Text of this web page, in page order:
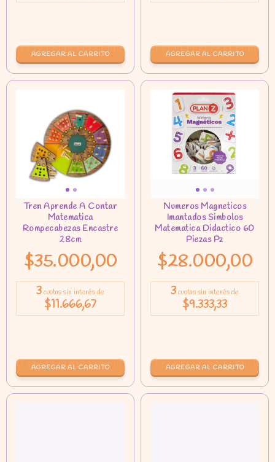
$35.000,00
3cuotas sin interés de
$11.666,67
$28.000,00
3cuotas sin interés de
$9.333,33